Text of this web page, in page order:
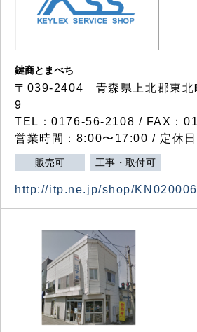
鍵商とまべち
〒039-2404 青森県上北郡東北
9
TEL：0176-56-2108 / FAX：
営業時間：8:00〜17:00 / 定休日
販売可 工事・取付可
http://itp.ne.jp/shop/